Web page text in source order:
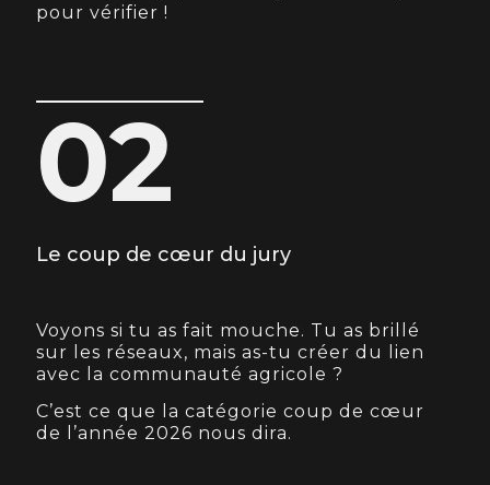
pour vérifier !
02
Le coup de cœur du jury
Voyons si tu as fait mouche. Tu as brillé
sur les réseaux, mais as-tu créer du
lien
avec la communauté agricole ?
C’est ce que la catégorie coup de cœur
de l’année 2026 nous dira.